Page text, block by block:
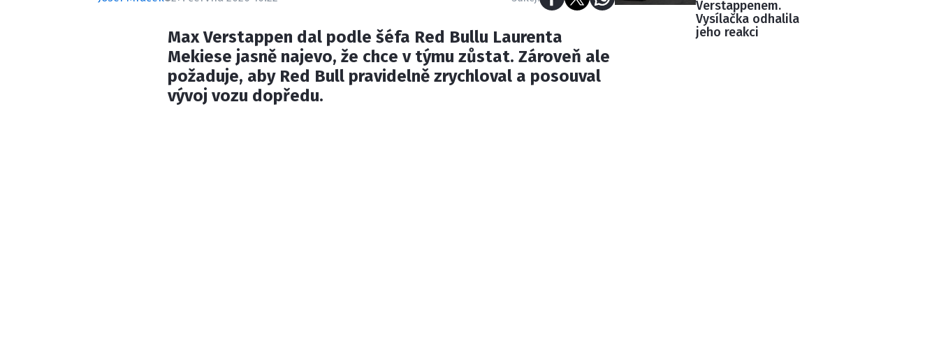
Max Verstappen dal podle šéfa Red Bullu Laurenta
Mekiese jasně najevo, že chce v týmu zůstat. Zároveň ale
požaduje, aby Red Bull pravidelně zrychloval a posouval
vývoj vozu dopředu.
Verstappenem.
Vysílačka odhalila
jeho reakci